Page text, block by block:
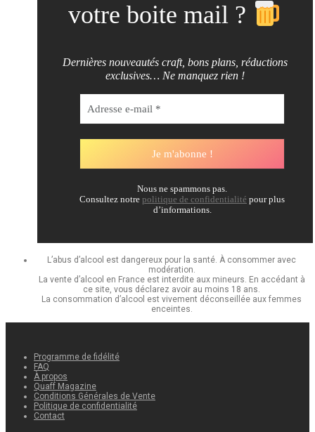
votre boite mail ?
Dernières nouveautés craft, bons plans, réductions
exclusives… Ne manquez rien !
Nous ne spammons pas.
Consultez notre politique de confidentialité pour plus
d’informations.
L’abus d’alcool est dangereux pour la santé. À consommer avec
modération.
La vente d’alcool en France est interdite aux mineurs. En accédant à
ce site, vous déclarez avoir au moins 18 ans.
La consommation d’alcool est vivement déconseillée aux femmes
enceintes.
Programme de fidélité
FAQ
À propos
Quaff Magazine
Conditions Générales de Vente
Politique de confidentialité
Contact